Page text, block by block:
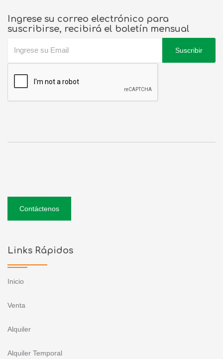
Ingrese su correo electrónico para
suscribirse, recibirá el boletín mensual
Suscribir
Contáctenos
Links Rápidos
Inicio
Venta
Alquiler
Alquiler Temporal